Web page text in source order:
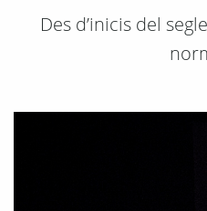
Des d’inicis del